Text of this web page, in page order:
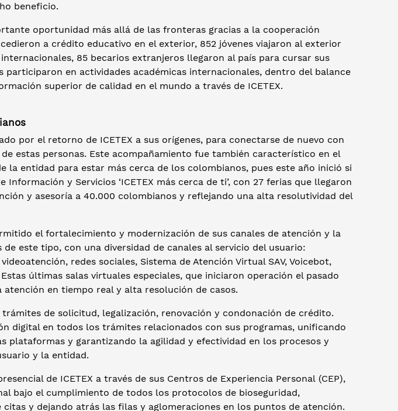
beneficio.
oportunidad más allá de las fronteras gracias a la cooperación
a crédito educativo en el exterior, 852 jóvenes viajaron al exterior
85 becarios extranjeros llegaron al país para cursar sus
participaron en actividades académicas internacionales, dentro del balance
superior de calidad en el mundo a través de ICETEX.
por el retorno de ICETEX a sus orígenes, para conectarse de nuevo con
estas personas. Este acompañamiento fue también característico en el
la entidad para estar más cerca de los colombianos, pues este año inició si
y Servicios ‘ICETEX más cerca de ti’, con 27 ferias que llegaron
y asesoría a 40.000 colombianos y reflejando una alta resolutividad del
el fortalecimiento y modernización de sus canales de atención y la
este tipo, con una diversidad de canales al servicio del usuario:
redes sociales, Sistema de Atención Virtual SAV, Voicebot,
últimas salas virtuales especiales, que iniciaron operación el pasado
en tiempo real y alta resolución de casos.
de solicitud, legalización, renovación y condonación de crédito.
digital en todos los trámites relacionados con sus programas, unificando
plataformas y garantizando la agilidad y efectividad en los procesos y
y la entidad.
de ICETEX a través de sus Centros de Experiencia Personal (CEP),
bajo el cumplimiento de todos los protocolos de bioseguridad,
y dejando atrás las filas y aglomeraciones en los puntos de atención.